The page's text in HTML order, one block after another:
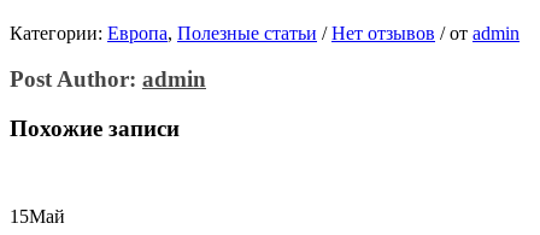
Категории: Европа, Полезные статьи / Нет отзывов /от admin
Post Author: admin
Похожие записи
15Май